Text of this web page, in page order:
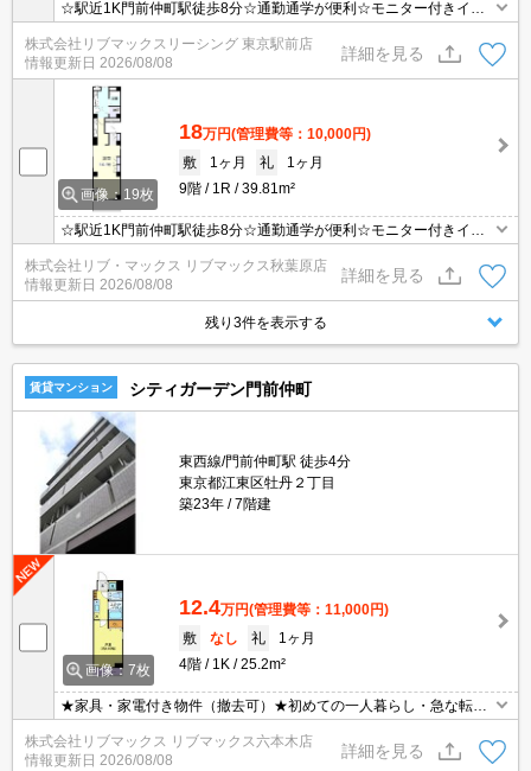
☆駅近1K門前仲町駅徒歩8分☆通勤通学が便利☆モニター付きイン
ターホン・オートロックで設備充実☆
株式会社リブマックスリーシング 東京駅前店
情報更新日 2026/08/08
詳細を見る
画像：19枚
18万円(管理費等：10,000円)
敷
1ヶ月 礼
1ヶ月
9階
1R 39.81m²
☆駅近1K門前仲町駅徒歩8分☆通勤通学が便利☆モニター付きイン
ターホン・オートロックで設備充実☆
株式会社リブ・マックス リブマックス秋葉原店
情報更新日 2026/08/08
詳細を見る
残り3件を表示する
賃貸マンション シティガーデン門前仲町
東西線/門前仲町駅 徒歩4分
東京都江東区牡丹２丁目
築23年
7階建
画像：7枚
12.4万円(管理費等：11,000円)
敷
なし 礼
1ヶ月
4階
1K 25.2m²
★家具・家電付き物件（撤去可）★初めての一人暮らし・急な転勤
などにオススメ★当社グループ管理のため諸条件相談可能となって
おり、モバイルWiFiも無料でレンタル・初期費用クレジット支払可
能です♪土日祝日は混み合いますのでお早めにご予約ください。オン
株式会社リブマックス リブマックス六本木店
情報更新日 2026/08/08
詳細を見る